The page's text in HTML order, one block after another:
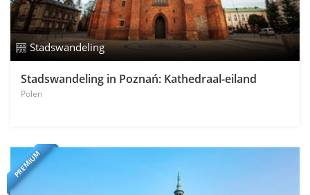
Stadswandeling
Stadswandeling in Poznań: Kathedraal-eiland
Polen
PREMIUM